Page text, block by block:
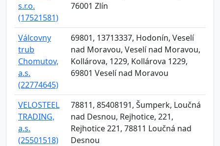
s.r.o.
(17521581)
76001 Zlín
Válcovny
trub
Chomutov,
a.s.
(22774645)
69801, 13713337, Hodonín, Veselí
nad Moravou, Veselí nad Moravou,
Kollárova, 1229, Kollárova 1229,
69801 Veselí nad Moravou
VELOSTEEL
TRADING,
a.s.
(25501518)
78811, 85408191, Šumperk, Loučná
nad Desnou, Rejhotice, 221,
Rejhotice 221, 78811 Loučná nad
Desnou